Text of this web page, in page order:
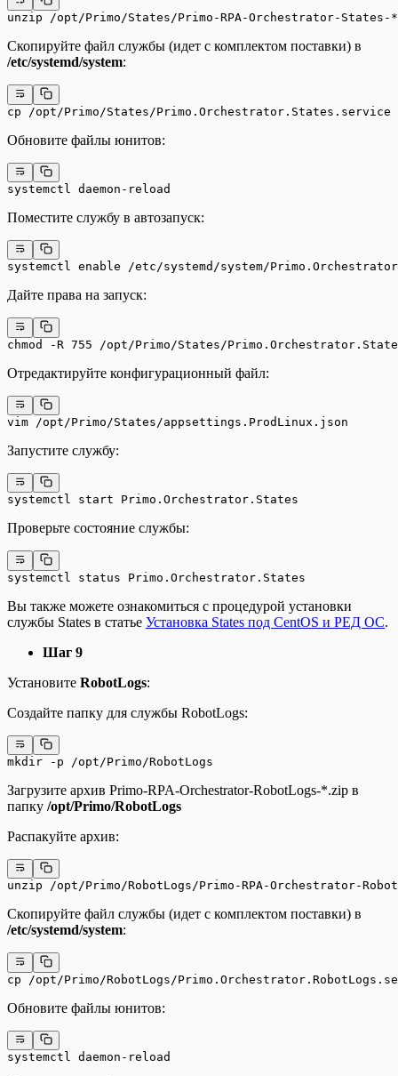
unzip /opt/Primo/States/Primo-RPA-Orchestrator-
Скопируйте файл службы (идет с комплектом поставки) в
/etc/systemd/system:
cp /opt/Primo/States/Primo.Orchestrator.States.service
Обновите файлы юнитов:
systemctl daemon-reload
Поместите службу в автозапуск:
systemctl enable /etc/systemd/system/
Дайте права на запуск:
chmod -R 755 /opt/Primo/States/
Отредактируйте конфигурационный файл:
vim /opt/Primo/States/appsettings.ProdLinux.json
Запустите службу:
systemctl start Primo.Orchestrator.States
Проверьте состояние службы:
systemctl status Primo.Orchestrator.States
Вы также можете ознакомиться с процедурой установки
службы States в статье Установка States под CentOS и РЕД ОС.
Шаг 9
Установите RobotLogs:
Создайте папку для службы RobotLogs:
mkdir -p /opt/Primo/RobotLogs
Загрузите архив Primo-RPA-Orchestrator-RobotLogs-*.zip в
папку /opt/Primo/RobotLogs
Распакуйте архив:
unzip /opt/Primo/RobotLogs/Primo-RPA-Orchestrator-
Скопируйте файл службы (идет с комплектом поставки) в
/etc/systemd/system:
cp /opt/Primo/RobotLogs/
Обновите файлы юнитов:
systemctl daemon-reload